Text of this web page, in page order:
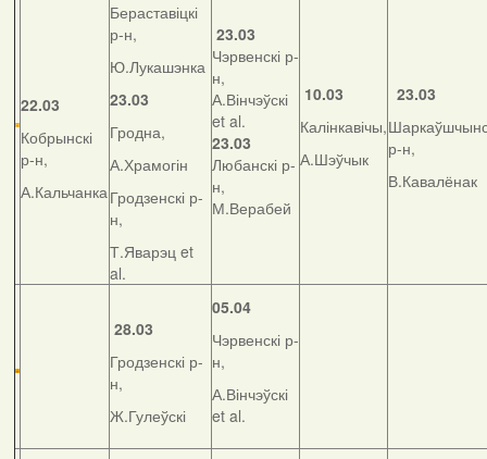
22.03
Кобрынскі
р-н,
А.Кальчанка
Бераставіцкі
р-н,
Ю.Лукашэнка
23.03
Гродна,
А.Храмогін
Гродзенскі р-
н,
Т.Яварэц et
al.
23.03
Чэрвенскі р-
н,
А.Вінчэўскі
et al.
23.03
Любанскі р-
н,
М.Верабей
10.03
Калінкавічы,
А.Шэўчык
23.03
р-н,
В.Кавалёнак
28.03
Гродзенскі р-
н,
Ж.Гулеўскі
05.04
Чэрвенскі р-
н,
А.Вінчэўскі
et al.